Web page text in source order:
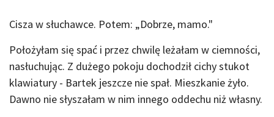
Cisza w słuchawce. Potem: „Dobrze, mamo."
Położyłam się spać i przez chwilę leżałam w ciemności,
nasłuchując. Z dużego pokoju dochodził cichy stukot
klawiatury - Bartek jeszcze nie spał. Mieszkanie żyło.
Dawno nie słyszałam w nim innego oddechu niż własny.